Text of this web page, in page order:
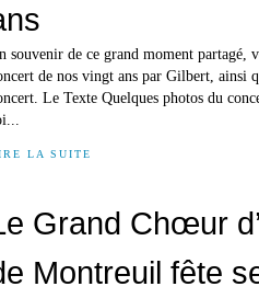
souvenir de ce grand moment partagé,
de nos vingt ans par Gilbert, ainsi
Le Texte Quelques photos du
LA SUITE
Grand Chœur
Montreuil fête